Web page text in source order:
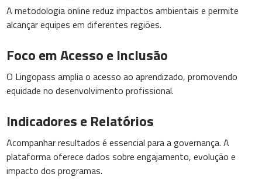
A metodologia online reduz impactos ambientais e permite
alcançar equipes em diferentes regiões.
Foco em Acesso e Inclusão
O Lingopass amplia o acesso ao aprendizado, promovendo
equidade no desenvolvimento profissional.
Indicadores e Relatórios
Acompanhar resultados é essencial para a governança. A
plataforma oferece dados sobre engajamento, evolução e
impacto dos programas.